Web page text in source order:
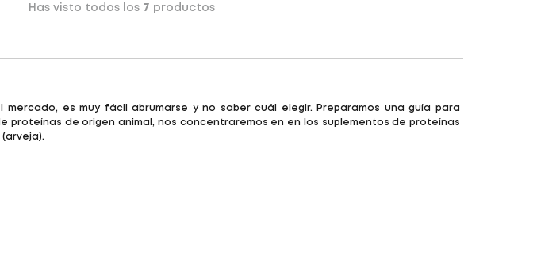
Has visto todos los 7 productos
es muy fácil abrumarse y no saber cuál elegir. Preparamos una guía para
proteínas de origen animal, nos concentraremos en en los suplementos de proteínas